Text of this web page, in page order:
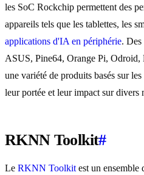
les SoC Rockchip permettent des
appareils tels que les tablettes, les
applications d'IA en périphérie. Des
ASUS, Pine64, Orange Pi, Odroid,
une variété de produits basés sur
leur portée et leur impact sur divers
RKNN Toolkit#
Le RKNN Toolkit est un ensemble